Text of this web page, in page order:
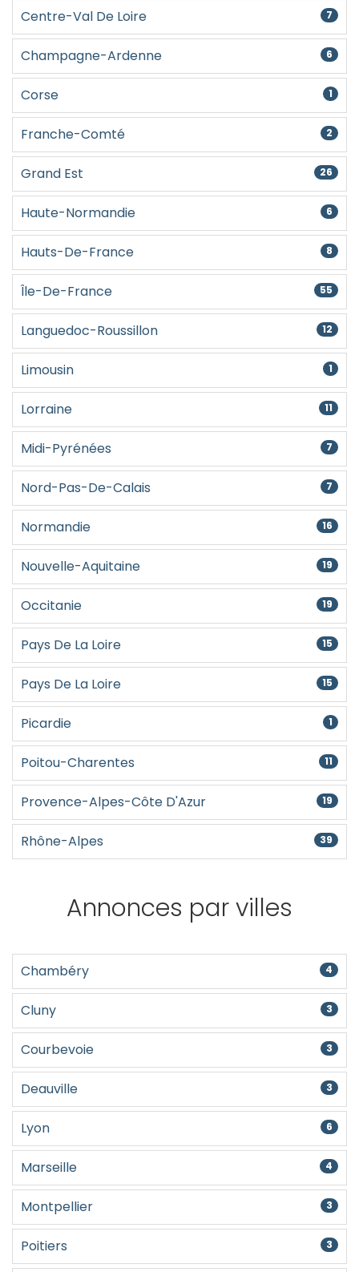
Centre-Val De Loire 7
Champagne-Ardenne 6
Corse 1
Franche-Comté 2
Grand Est 26
Haute-Normandie 6
Hauts-De-France 8
Île-De-France 55
Languedoc-Roussillon 12
Limousin 1
Lorraine 11
Midi-Pyrénées 7
Nord-Pas-De-Calais 7
Normandie 16
Nouvelle-Aquitaine 19
Occitanie 19
Pays De La Loire 15
Pays De La Loire 15
Picardie 1
Poitou-Charentes 11
Provence-Alpes-Côte D'Azur 19
Rhône-Alpes 39
Annonces par villes
Chambéry 4
Cluny 3
Courbevoie 3
Deauville 3
Lyon 6
Marseille 4
Montpellier 3
Poitiers 3